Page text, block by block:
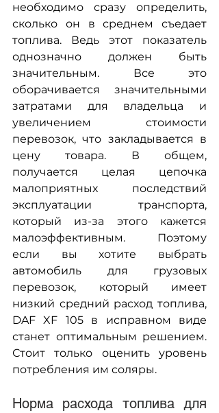
необходимо сразу определить,
сколько он в среднем съедает
топлива. Ведь этот показатель
однозначно должен быть
значительным. Все это
оборачивается значительными
затратами для владельца и
увеличением стоимости
перевозок, что закладывается в
цену товара. В общем,
получается целая цепочка
малоприятных последствий
эксплуатации транспорта,
который из-за этого кажется
малоэффективным. Поэтому
если вы хотите выбрать
автомобиль для грузовых
перевозок, который имеет
низкий средний расход топлива,
DAF XF 105 в исправном виде
станет оптимальным решением.
Стоит только оценить уровень
потребления им соляры.
Норма расхода топлива для